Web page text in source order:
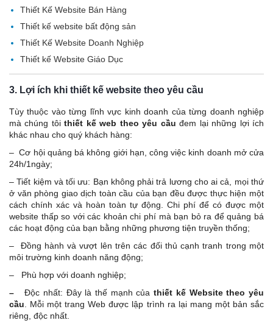
Thiết Kế Website Bán Hàng
Thiết kế website bất động sản
Thiết Kế Website Doanh Nghiệp
Thiết kế Website Giáo Dục
3. Lợi ích khi thiết kế website theo yêu cầu
Tùy thuộc vào từng lĩnh vực kinh doanh của từng doanh nghiệp
mà chúng tôithiết kế web theo yêu cầuđem lại những lợi ích
khác nhau cho quý khách hàng:
– Cơ hội quảng bá không giới hạn, công việc kinh doanh mở cửa
24h/1ngày;
– Tiết kiệm và tối ưu: Bạn không phải trả lương cho ai cả, mọi thứ
ở văn phòng giao dịch toàn cầu của bạn đều được thực hiện một
cách chính xác và hoàn toàn tự động. Chi phí để có được một
website thấp so với các khoản chi phí mà bạn bỏ ra để quảng bá
các hoạt động của bạn bằng những phương tiện truyền thống;
– Đồng hành và vượt lên trên các đối thủ cạnh tranh trong một
môi trường kinh doanh năng động;
– Phù hợp với doanh nghiệp;
– Độc nhất: Đây là thế mạnh củathiết kế Website theo yêu
cầu. Mỗi một trang Web được lập trình ra lại mang một bản sắc
riêng, độc nhất.